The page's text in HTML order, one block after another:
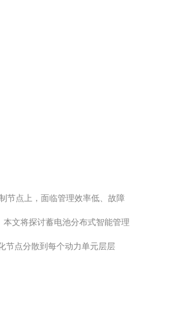
节点上，面临管理效率低、故障
文将探讨蓄电池分布式智能管理
节点分散到每个动力单元层层